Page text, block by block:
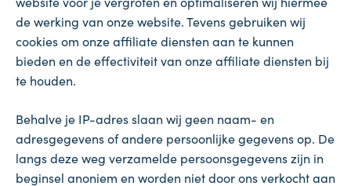
de werking van onze website. Tevens gebruiken wij
cookies om onze affiliate diensten aan te kunnen
bieden en de effectiviteit van onze affiliate diensten bij
te houden.
Behalve je IP-adres slaan wij geen naam- en
adresgegevens of andere persoonlijke gegevens op. De
langs deze weg verzamelde persoonsgegevens zijn in
beginsel anoniem en worden niet door ons verkocht aan